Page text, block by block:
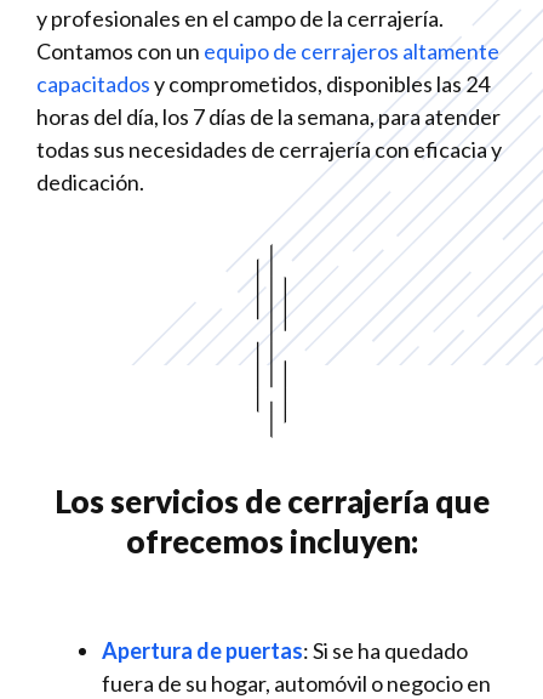
y profesionales en el campo de la cerrajería.
Contamos con un equipo de cerrajeros altamente
capacitadosy comprometidos, disponibles las 24
horas del día, los 7 días de la semana, para atender
todas sus necesidades de cerrajería con eficacia y
dedicación.
Los servicios de cerrajería que
ofrecemos incluyen:
Apertura de puertas: Si se ha quedado
fuera de su hogar, automóvil o negocio en